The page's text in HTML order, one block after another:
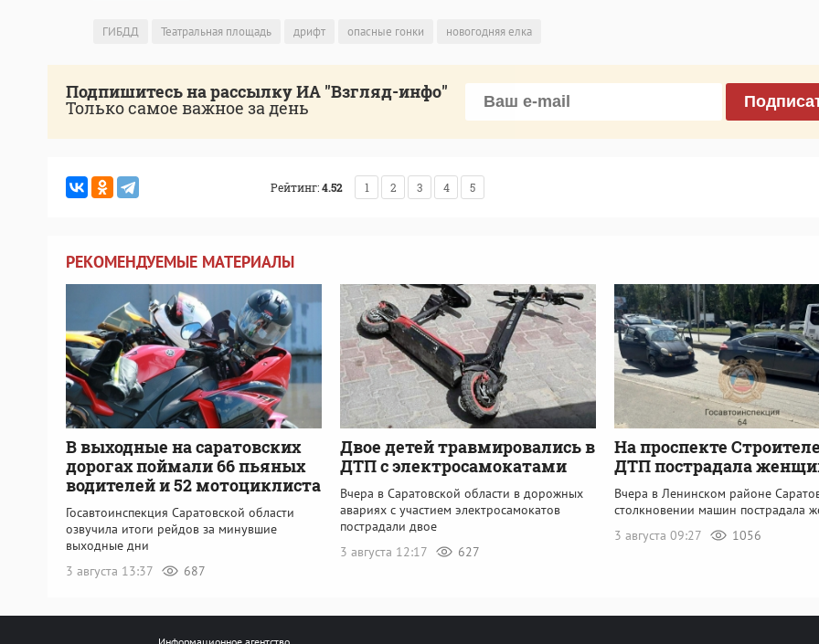
ГИБДД Театральная площадь дрифт опасные гонки новогодняя елка
Подпишитесь на рассылку ИА "Взгляд-инфо"
Только самое важное за день
Рейтинг:4.52 1 2 3 4 5
РЕКОМЕНДУЕМЫЕ МАТЕРИАЛЫ
В выходные на саратовских
дорогах поймали 66 пьяных
водителей и 52 мотоциклиста
Госавтоинспекция Саратовской области
озвучила итоги рейдов за минувшие
выходные дни
3 августа 13:37
687
Двое детей травмировались в
ДТП с электросамокатами
Вчера в Саратовской области в дорожных
авариях с участием электросамокатов
пострадали двое
3 августа 12:17
627
На проспекте
ДТП пострадала
Вчера в Ленинском районе
столкновении машин пострадала
3 августа 09:27
1056